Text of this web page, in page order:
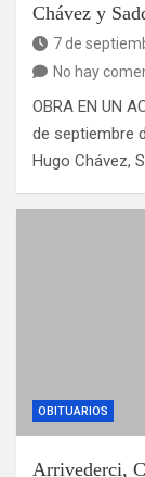
Chávez y
7 de
No hay
OBRA EN UN
de septiembre
Hugo Chávez,
OBITUARIOS
Arrivederci,